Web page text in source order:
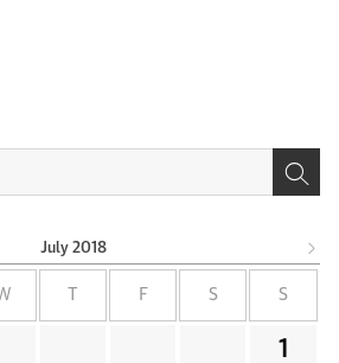
July 2018
F S S
1